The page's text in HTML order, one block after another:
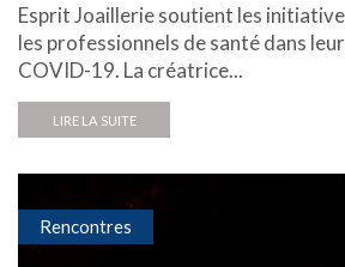
Esprit Joaillerie soutient les
les professionnels de santé dans
COVID-19. La créatrice...
LIRE LA SUITE
Rencontres